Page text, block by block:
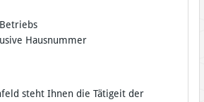
Hausnummer
steht Ihnen die Tätigeit der